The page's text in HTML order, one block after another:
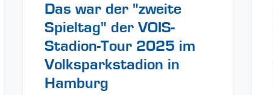
Das war der "zweite
Spieltag" der VOIS-
Stadion-Tour 2025 im
Volksparkstadion in
Hamburg